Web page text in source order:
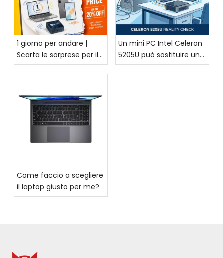
1 giorno per andare |
Scarta le sorprese per il
rientro a scuola! I
principali saldi per il
iniziano l'8 agosto:
risparmia fino al 20% in
tutto il negozio
Un mini PC Intel Celeron
5205U può sostituire un
desktop per il lavoro
Come faccio a scegliere
il laptop giusto per me?